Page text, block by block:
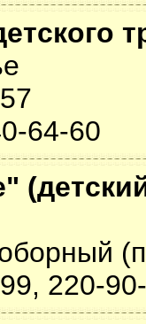
64-60
220-